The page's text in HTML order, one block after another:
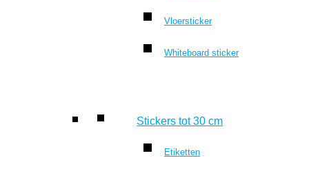
Vloersticker
Whiteboard sticker
Stickers tot 30 cm
Etiketten